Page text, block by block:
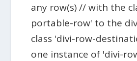
any row(s) // with the
portable-row' to the
class 'divi-row-
one instance of 'divi-